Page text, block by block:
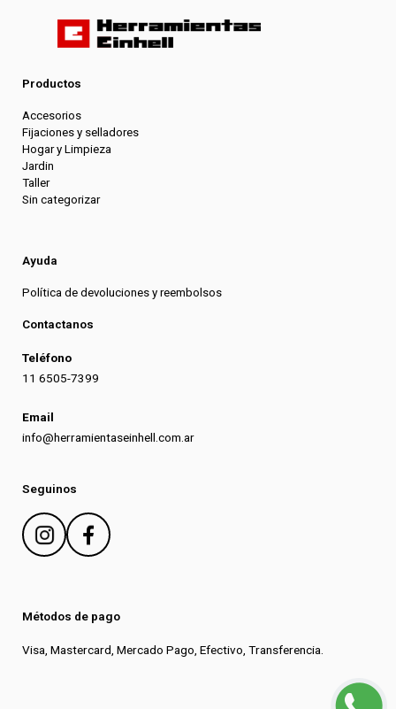
Productos
Accesorios
Fijaciones y selladores
Hogar y Limpieza
Jardin
Taller
Sin categorizar
Ayuda
Política de devoluciones y reembolsos
Contactanos
Teléfono
11 6505-7399
Email
info@herramientaseinhell.com.ar
Seguinos
Métodos de pago
Visa, Mastercard, Mercado Pago, Efectivo, Transferencia.